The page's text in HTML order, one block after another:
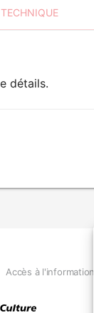
détails.
Accès à l'information